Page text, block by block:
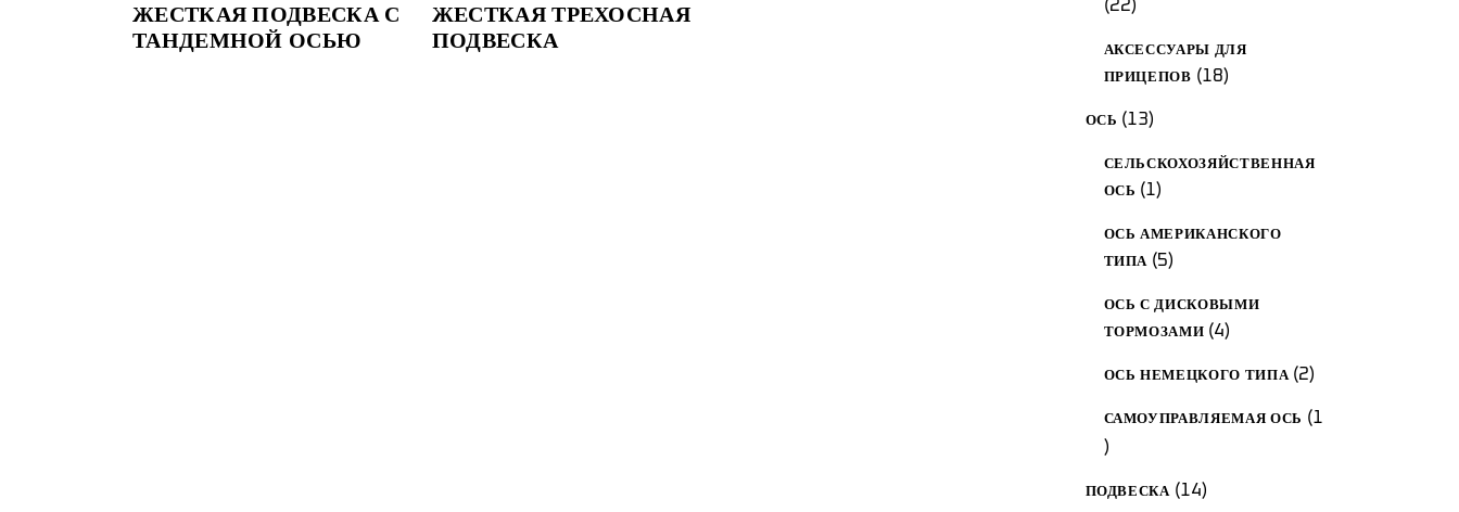
ЖЕСТКАЯ ПОДВЕСКА С
ТАНДЕМНОЙ ОСЬЮ
ЖЕСТКАЯ ТРЕХОСНАЯ
ПОДВЕСКА
22
товара
АКСЕССУАРЫ ДЛЯ
ПРИЦЕПОВ
1818
товаров
ОСЬ 1313
продуктов
СЕЛЬСКОХОЗЯЙСТВЕННАЯ
ОСЬ
11
товар
ОСЬ АМЕРИКАНСКОГО
ТИПА
55
продуктов
ОСЬ С ДИСКОВЫМИ
ТОРМОЗАМИ
44
товара
ОСЬ НЕМЕЦКОГО ТИПА 22
изделия
САМОУПРАВЛЯЕМАЯ ОСЬ
1
1
товар
ПОДВЕСКА 1414
товаров